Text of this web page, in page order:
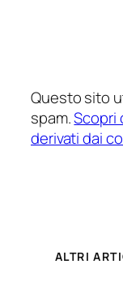
Questo sito
spam.Scopri
derivati dai
ALTRI